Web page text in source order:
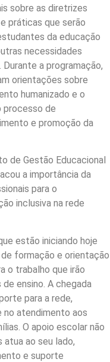
sobre as diretrizes
práticas que serão
da educação
necessidades
a programação,
orientações sobre
humanizado e o
processo de
e promoção da
de Gestão Educacional
a importância da
para o
inclusiva na rede
estão iniciando hoje
formação e orientação
o trabalho que irão
ensino. A chegada
para a rede,
no atendimento aos
O apoio escolar não
ao seu lado,
e suporte